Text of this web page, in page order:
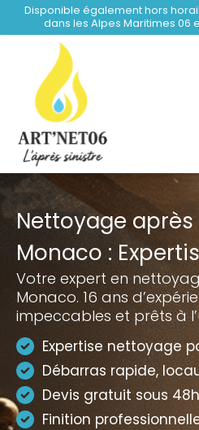
au
Disponible également hors
dans les Alpes Maritimes 06
Nettoyage
Monaco :
Votre expert en
Monaco. 16 ans
impeccables et prêts à
Expertise nettoyage
Débarras rapide,
Devis gratuit sous
Finition